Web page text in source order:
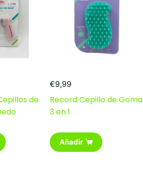
de
€9,99
Record Cepillo de Goma
3 en 1
Añadir